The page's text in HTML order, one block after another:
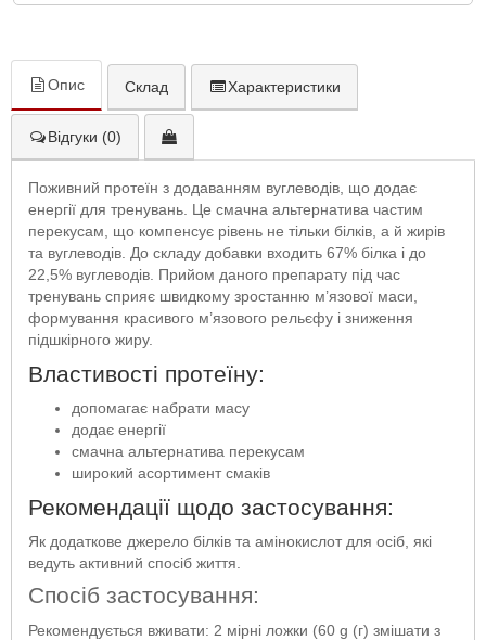
Опис Склад Характеристики
Відгуки (0)
Поживний протеїн з додаванням вуглеводів, що додає
енергії для тренувань. Це смачна альтернатива частим
перекусам, що компенсує рівень не тільки білків, а й жирів
та вуглеводів. До складу добавки входить 67% білка і до
22,5% вуглеводів. Прийом даного препарату під час
тренувань сприяє швидкому зростанню м’язової маси,
формування красивого м’язового рельєфу і зниження
підшкірного жиру.
Властивості протеїну:
допомагає набрати масу
додає енергії
смачна альтернатива перекусам
широкий асортимент смаків
Рекомендації щодо застосування:
Як додаткове джерело білків та амінокислот для осіб, які
ведуть активний спосіб життя.
Спосіб застосування:
Рекомендується вживати: 2 мірні ложки (60 g (г) змішати з